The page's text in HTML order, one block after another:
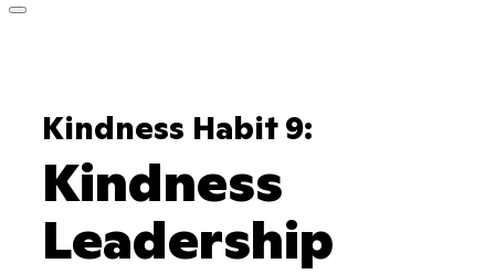
Kindness Habit 9:
Kindness
Leadership